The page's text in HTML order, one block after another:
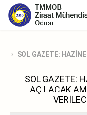
SOL GAZETE:
SOL GAZETE:
AÇILACAK